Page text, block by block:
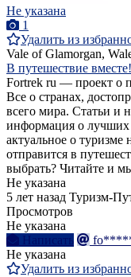
Не указана
1
Удалить из
Vale of Glamorgan,
В путешествие вместе!
Fortrek ru — проект о
Все о странах,
всего мира. Статьи и
информация о лучших
актуальное о туризме
отправится в
выбрать? Читайте и
Не указана
5 лет назад Туризм-
Просмотров
Не указана
Написать
Не указана
Удалить из